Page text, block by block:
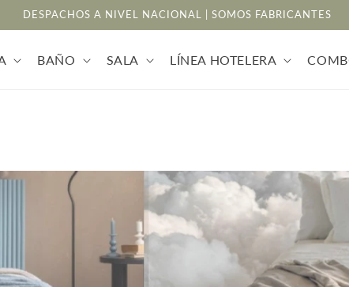
DESPACHOS A NIVEL NACIONAL | SOMOS FABRICANTES
BAÑO SALA LÍNEA HOTELERA